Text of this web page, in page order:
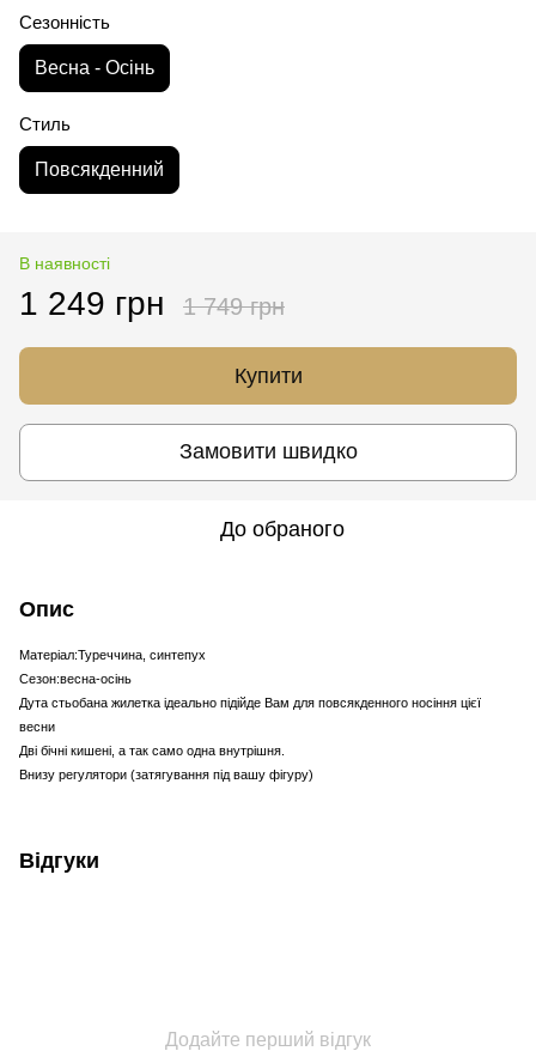
Сезонність
Весна - Осінь
Стиль
Повсякденний
В наявності
1 249 грн 1 749 грн
Купити
Замовити швидко
До обраного
Опис
Матеріал:Туреччина, синтепух
Сезон:весна-осінь
Дута стьобана жилетка ідеально підійде Вам для повсякденного носіння цієї
весни
Дві бічні кишені, а так само одна внутрішня.
Внизу регулятори (затягування під вашу фігуру)
Відгуки
Додайте перший відгук